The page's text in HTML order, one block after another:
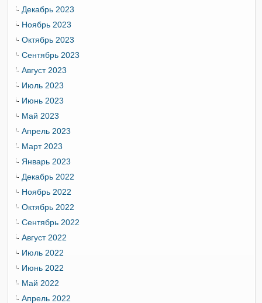
Декабрь 2023
Ноябрь 2023
Октябрь 2023
Сентябрь 2023
Август 2023
Июль 2023
Июнь 2023
Май 2023
Апрель 2023
Март 2023
Январь 2023
Декабрь 2022
Ноябрь 2022
Октябрь 2022
Сентябрь 2022
Август 2022
Июль 2022
Июнь 2022
Май 2022
Апрель 2022